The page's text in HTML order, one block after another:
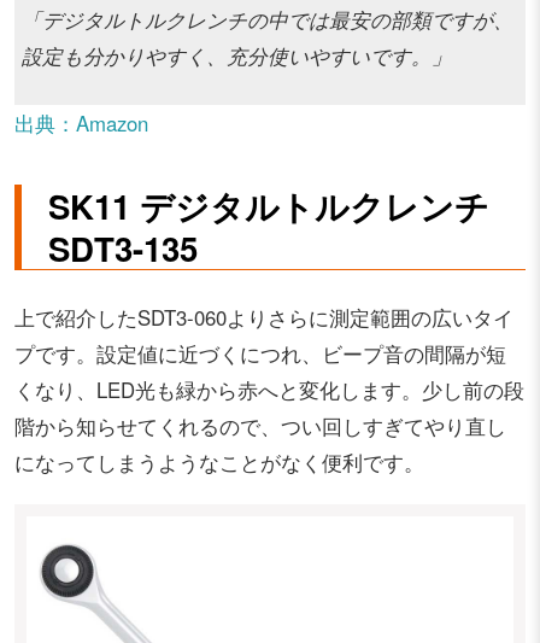
「デジタルトルクレンチの中では最安の部類ですが、
設定も分かりやすく、充分使いやすいです。」
出典：Amazon
SK11 デジタルトルクレンチ
SDT3-135
上で紹介したSDT3-060よりさらに測定範囲の広いタイ
プです。設定値に近づくにつれ、ビープ音の間隔が短
くなり、LED光も緑から赤へと変化します。少し前の段
階から知らせてくれるので、つい回しすぎてやり直し
になってしまうようなことがなく便利です。